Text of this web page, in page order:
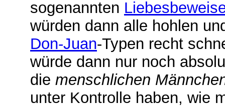
sogenannten
würden dann alle hohlen
Don-Juan-Typen recht
würde dann nur noch
die menschlichen
unter Kontrolle haben, wie